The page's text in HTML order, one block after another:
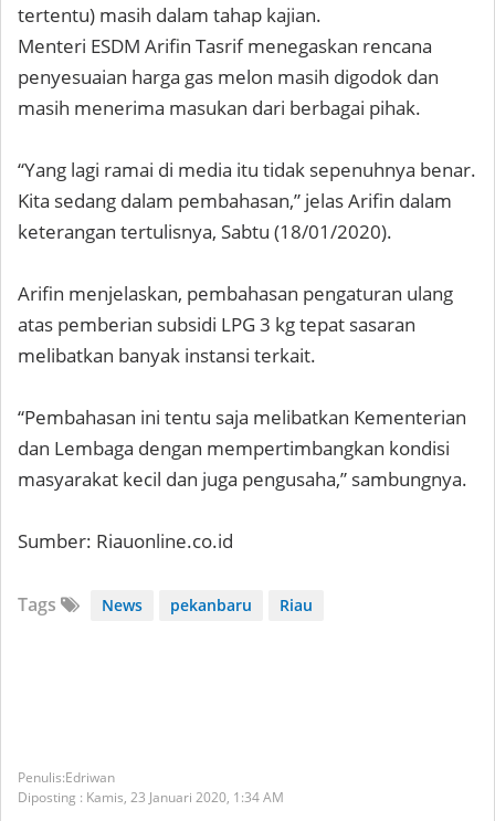
tertentu) masih dalam tahap kajian.
Menteri ESDM Arifin Tasrif menegaskan rencana
penyesuaian harga gas melon masih digodok dan
masih menerima masukan dari berbagai pihak.
“Yang lagi ramai di media itu tidak sepenuhnya benar.
Kita sedang dalam pembahasan,” jelas Arifin dalam
keterangan tertulisnya, Sabtu (18/01/2020).
Arifin menjelaskan, pembahasan pengaturan ulang
atas pemberian subsidi LPG 3 kg tepat sasaran
melibatkan banyak instansi terkait.
“Pembahasan ini tentu saja melibatkan Kementerian
dan Lembaga dengan mempertimbangkan kondisi
masyarakat kecil dan juga pengusaha,” sambungnya.
Sumber: Riauonline.co.id
Tags News pekanbaru Riau
Edriwan
Diposting : Kamis, 23 Januari 2020, 1:34 AM